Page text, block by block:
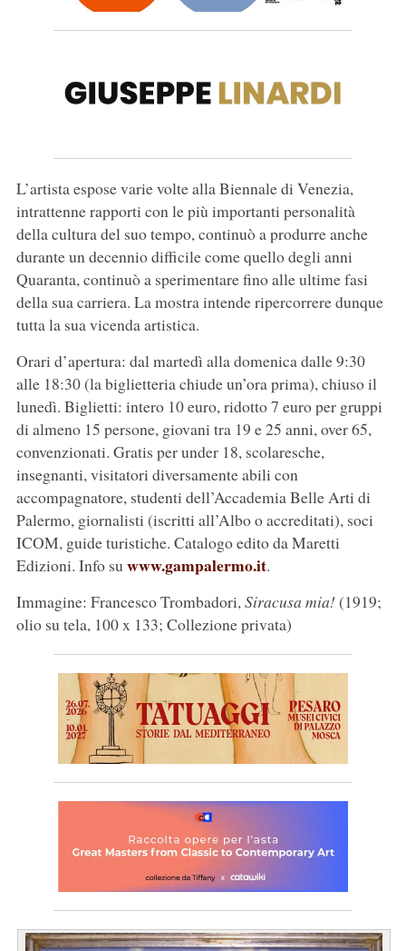
L’artista espose varie volte alla Biennale di Venezia,
intrattenne rapporti con le più importanti personalità
della cultura del suo tempo, continuò a produrre anche
durante un decennio difficile come quello degli anni
Quaranta, continuò a sperimentare fino alle ultime fasi
della sua carriera. La mostra intende ripercorrere dunque
tutta la sua vicenda artistica.
Orari d’apertura: dal martedì alla domenica dalle 9:30
alle 18:30 (la biglietteria chiude un’ora prima), chiuso il
lunedì. Biglietti: intero 10 euro, ridotto 7 euro per gruppi
di almeno 15 persone, giovani tra 19 e 25 anni, over 65,
convenzionati. Gratis per under 18, scolaresche,
insegnanti, visitatori diversamente abili con
accompagnatore, studenti dell’Accademia Belle Arti di
Palermo, giornalisti (iscritti all’Albo o accreditati), soci
ICOM, guide turistiche. Catalogo edito da Maretti
Edizioni. Info suwww.gampalermo.it.
Immagine: Francesco Trombadori,Siracusa mia!(1919;
olio su tela, 100 x 133; Collezione privata)